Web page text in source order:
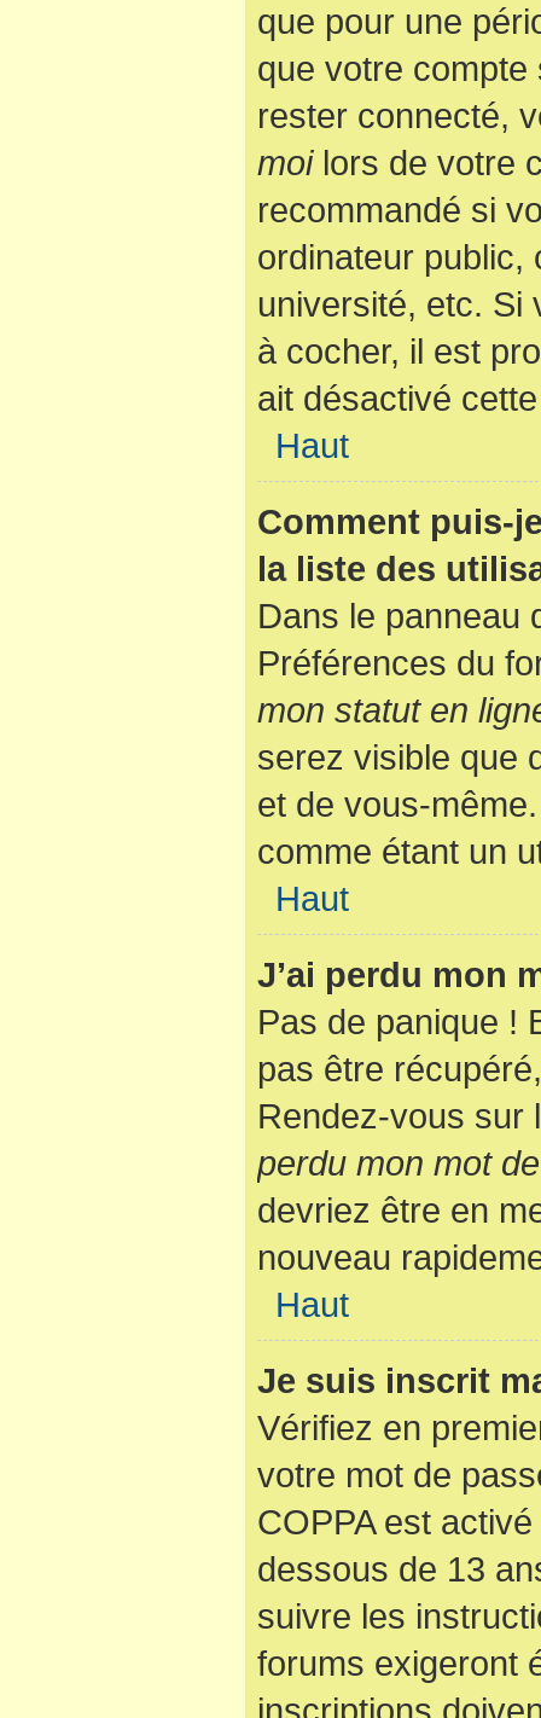
que pour une
que votre compte
rester connecté,
moilors de votre
recommandé si
ordinateur public,
université, etc. Si
à cocher, il est
ait désactivé
Haut
Comment puis-
la liste des
Dans le panneau
Préférences du
mon statut en
serez visible que
et de vous-
comme étant un
Haut
J’ai perdu mon
Pas de panique !
pas être
Rendez-vous sur
perdu mon mot
devriez être en
nouveau
Haut
Je suis inscrit
Vérifiez en
votre mot de
COPPA est
dessous de 13
suivre les
forums exigeront